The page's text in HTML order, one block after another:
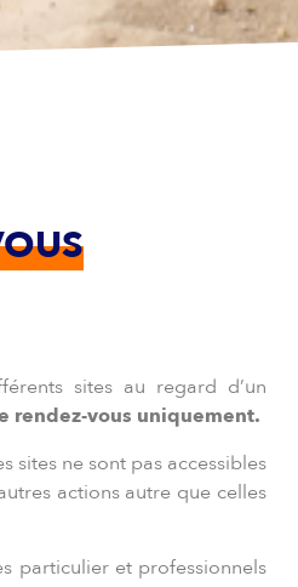
sites au regard d’un
rendez-vous uniquement.
sites ne sont pas accessibles
actions autre que celles
particulier et professionnels